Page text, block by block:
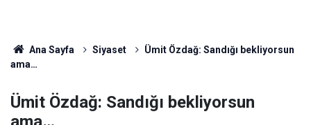
Ana Sayfa Siyaset
Ümit Özdağ: Sandığı bekliyorsun
ama…
Ümit Özdağ: Sandığı bekliyorsun